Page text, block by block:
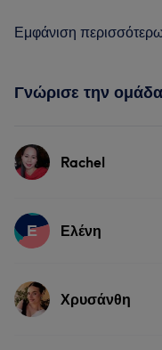
Εμφάνιση
Γνώρισε την ομάδα
Rachel
Υπηρεσίες
Πορτφόλιο
Ε Ελένη
Υπηρεσίες
Χρυσάνθη